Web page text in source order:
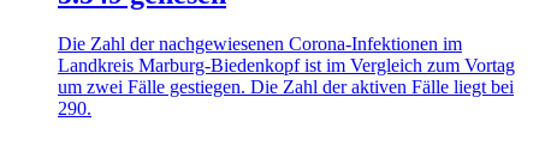
Die Zahl der nachgewiesenen Corona-Infektionen im
Landkreis Marburg-Biedenkopf ist im Vergleich zum Vortag
um zwei Fälle gestiegen. Die Zahl der aktiven Fälle liegt bei
290.